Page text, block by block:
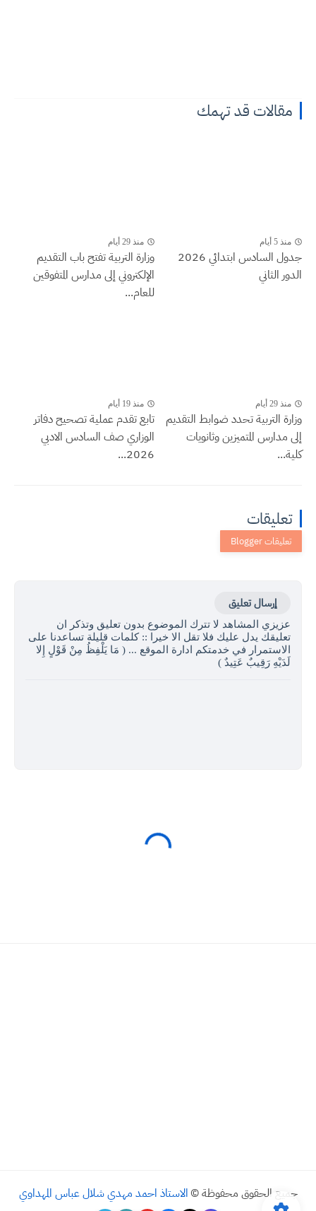
مقالات قد تهمك
منذ 5 أيام
جدول السادس ابتدائي 2026
الدور الثاني
منذ 29 أيام
وزارة التربية تفتح باب التقديم
الإلكتروني إلى مدارس المتفوقين
للعام...
منذ 29 أيام
وزارة التربية تحدد ضوابط التقديم
إلى مدارس المتميزين وثانويات
كلية...
منذ 19 أيام
تابع تقدم عملية تصحيح دفاتر
الوزاري صف السادس الادبي
2026...
تعليقات
إرسال تعليق
عزيزي المشاهد لا تترك الموضوع بدون تعليق وتذكر ان
تعليقك يدل عليك فلا تقل الا خيرا :: كلمات قليلة تساعدنا على
الاستمرار في خدمتكم ادارة الموقع ... ( مَا يَلْفِظُ مِنْ قَوْلٍ إِلا
لَدَيْهِ رَقِيبٌ عَتِيدٌ )
جميع الحقوق محفوظة © الاستاذ احمد مهدي شلال عباس المهداوي